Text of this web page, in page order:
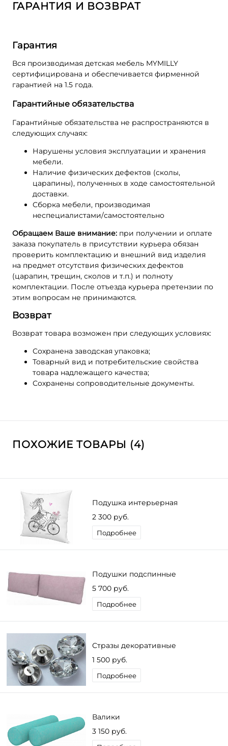
ГАРАНТИЯ И ВОЗВРАТ
Гарантия
Вся производимая детская мебель MYMILLY
сертифицирована и обеспечивается фирменной
гарантией на 1.5 года.
Гарантийные обязательства
Гарантийные обязательства не распространяются в
следующих случаях:
Нарушены условия эксплуатации и хранения
мебели.
Наличие физических дефектов (сколы,
царапины), полученных в ходе самостоятельной
доставки.
Сборка мебели, производимая
неспециалистами/самостоятельно
Обращаем Ваше внимание: при получении и оплате
заказа покупатель в присутствии курьера обязан
проверить комплектацию и внешний вид изделия
на предмет отсутствия физических дефектов
(царапин, трещин, сколов и т.п.) и полноту
комплектации. После отъезда курьера претензии по
этим вопросам не принимаются.
Возврат
Возврат товара возможен при следующих условиях:
Сохранена заводская упаковка;
Товарный вид и потребительские свойства
товара надлежащего качества;
Сохранены сопроводительные документы.
ПОХОЖИЕ ТОВАРЫ (4)
Подушка интерьерная
2 300 руб.
Подробнее
Подушки подспинные
5 700 руб.
Подробнее
Стразы декоративные
1 500 руб.
Подробнее
Валики
3 150 руб.